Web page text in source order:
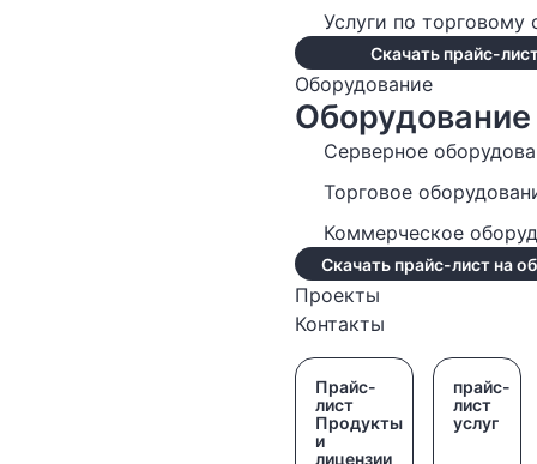
Услуги по торговому
Скачать прайс-
Оборудование
Оборудование
Серверное
Торговое
Коммерческое
Скачать прайс-лист на
Проекты
Контакты
Прайс-
лист
Продукты
и
лицензии
прайс-
лист
услуг